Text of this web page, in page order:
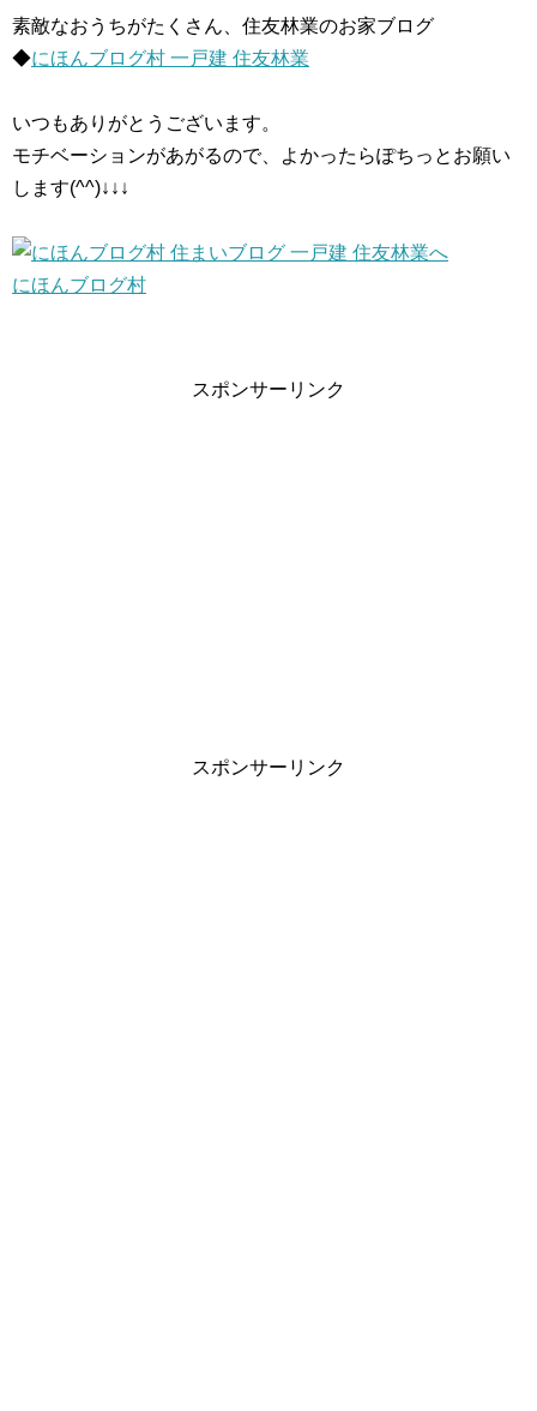
素敵なおうちがたくさん、住友林業のお家ブログ
◆にほんブログ村 一戸建 住友林業
いつもありがとうございます。
モチベーションがあがるので、よかったらぽちっとお願い
します(^^)↓↓↓
にほんブログ村
スポンサーリンク
スポンサーリンク